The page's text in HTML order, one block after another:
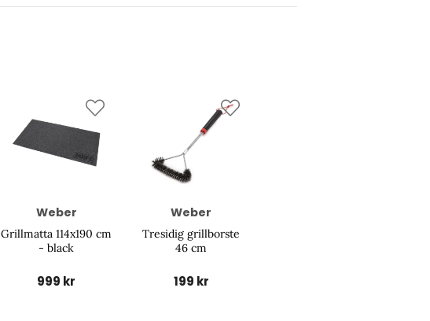
Weber
Grillmatta 114x190 cm
- black
999 kr
Weber
Tresidig grillborste
46 cm
199 kr